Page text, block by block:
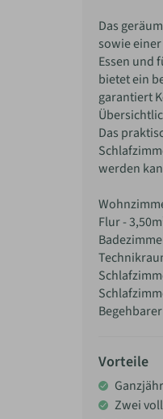
Das
sowie
Essen und
bietet ein
garantiert
Das
werden
Flur -
Vorteile
Zwei